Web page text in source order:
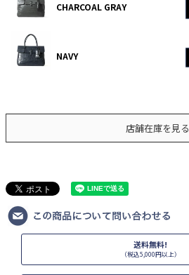
CHARCOAL GRAY
NAVY
店舗在庫を見る
送料無料!
（税込5,000円以上）